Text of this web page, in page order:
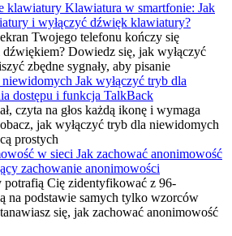
Klawiatura w smartfonie: Jak
i wyłączyć dźwięk klawiatury?
Twojego telefonu kończy się
Dowiedz się, jak wyłączyć
zbędne sygnały, aby pisanie
Jak wyłączyć tryb dla
dostępu i funkcja TalkBack
czyta na głos każdą ikonę i wymaga
jak wyłączyć tryb dla niewidomych
prostych
Jak zachować anonimowość
zachowanie anonimowości
potrafią Cię zidentyfikować z 96-
na podstawie samych tylko wzorców
się, jak zachować anonimowość